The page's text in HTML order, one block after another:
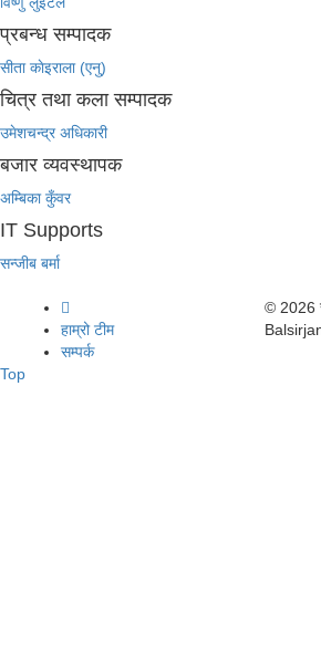
प्रबन्ध सम्पादक
सीता काेइराला (एनु)
चित्र तथा कला सम्पादक
उमेशचन्द्र अधिकारी
बजार व्यवस्थापक
अम्बिका कुँवर
IT Supports
सन्जीब बर्मा
हाम्रो टीम
सम्पर्क
© 2026
Top